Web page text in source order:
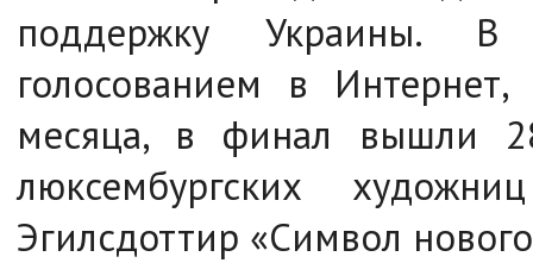
поддержку Украины.
голосованием в
месяца, в финал вышли
люксембургских
Эгилсдоттир «Символ